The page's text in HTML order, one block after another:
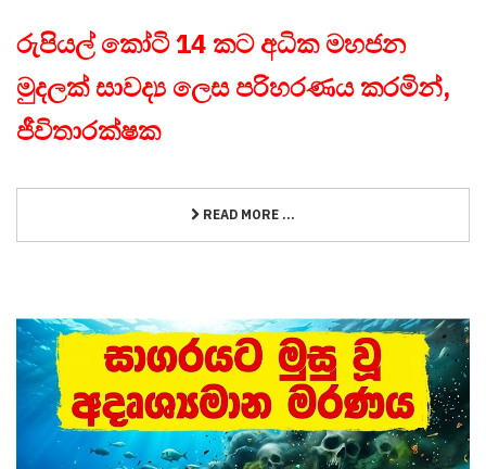
රුපියල් කෝටි 14 කට අධික මහජන
මුදලක් සාවද්‍ය ලෙස පරිහරණය කරමින්,
ජීවිතාරක්ෂක
READ MORE ...